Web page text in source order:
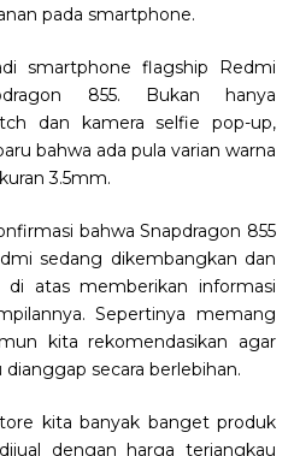
pada smartphone.
smartphone flagship Redmi
855. Bukan hanya
dan kamera selfie pop-up,
bahwa ada pula varian warna
3.5mm.
bahwa Snapdragon 855
sedang dikembangkan dan
di atas memberikan informasi
Sepertinya memang
kita rekomendasikan agar
secara berlebihan.
kita banyak banget produk
dengan harga terjangkau